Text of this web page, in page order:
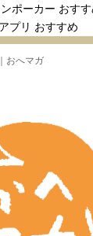
ポーカー おすす
プリ おすすめ
おへマガ